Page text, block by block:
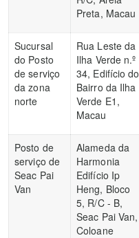
Preta, Macau
Sucursal
do Posto
de serviço
da zona
norte
Rua Leste da
Ilha Verde n.º
34, Edifício do
Bairro da Ilha
Verde E1,
Macau
Posto de
serviço de
Seac Pai
Van
Alameda da
Harmonia
Edifício Ip
Heng, Bloco
5, R/C - B,
Seac Pai Van,
Coloane